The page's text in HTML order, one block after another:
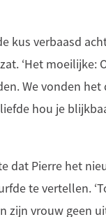
kus verbaasd
‘Het moeilijke:
We vonden
hou je
dat Pierre het
te vertellen.
zijn vrouw geen